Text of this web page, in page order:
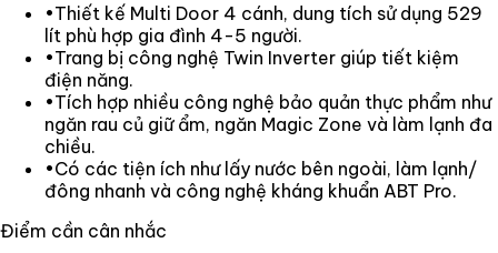
•Thiết kế Multi Door 4 cánh, dung tích sử dụng 529
lít phù hợp gia đình 4-5 người.
•Trang bị công nghệ Twin Inverter giúp tiết kiệm
điện năng.
•Tích hợp nhiều công nghệ bảo quản thực phẩm như
ngăn rau củ giữ ẩm, ngăn Magic Zone và làm lạnh đa
chiều.
•Có các tiện ích như lấy nước bên ngoài, làm lạnh/
đông nhanh và công nghệ kháng khuẩn ABT Pro.
Điểm cần cân nhắc